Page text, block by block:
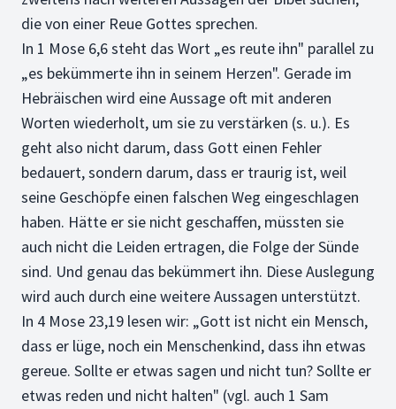
die von einer Reue Gottes sprechen.
In 1 Mose 6,6 steht das Wort „es reute ihn" parallel zu
„es bekümmerte ihn in seinem Herzen". Gerade im
Hebräischen wird eine Aussage oft mit anderen
Worten wiederholt, um sie zu verstärken (s. u.). Es
geht also nicht darum, dass Gott einen Fehler
bedauert, sondern darum, dass er traurig ist, weil
seine Geschöpfe einen falschen Weg eingeschlagen
haben. Hätte er sie nicht geschaffen, müssten sie
auch nicht die Leiden ertragen, die Folge der Sünde
sind. Und genau das bekümmert ihn. Diese Auslegung
wird auch durch eine weitere Aussagen unterstützt.
In 4 Mose 23,19 lesen wir: „Gott ist nicht ein Mensch,
dass er lüge, noch ein Menschenkind, dass ihn etwas
gereue. Sollte er etwas sagen und nicht tun? Sollte er
etwas reden und nicht halten" (vgl. auch 1 Sam